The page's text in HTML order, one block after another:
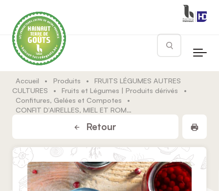
Rechercher
Accueil • Produits •
FRUITS LÉGUMES AUTRES
CULTURES
• Fruits et Légumes | Produits dérivés
•
Confitures, Gelées et Compotes
•
CONFIT D’AIRELLES, MIEL ET ROMARIN
Retour